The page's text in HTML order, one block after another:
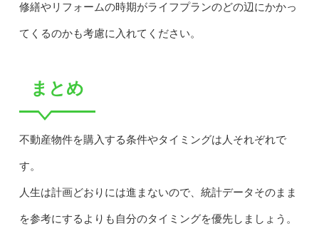
修繕やリフォームの時期がライフプランのどの辺にかかっ
てくるのかも考慮に入れてください。
まとめ
不動産物件を購入する条件やタイミングは人それぞれで
す。
人生は計画どおりには進まないので、統計データそのまま
を参考にするよりも自分のタイミングを優先しましょう。